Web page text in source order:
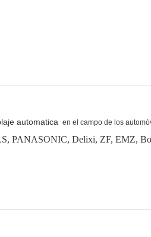
automatica en el campo de los
PANASONIC, Delixi, ZF, EMZ,